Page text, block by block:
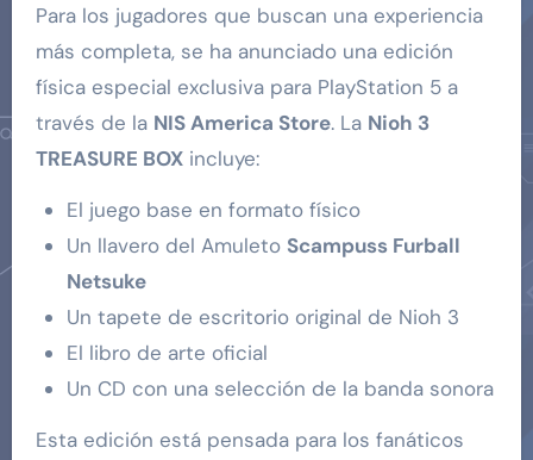
Para los jugadores que buscan una experiencia
más completa, se ha anunciado una edición
física especial exclusiva para PlayStation 5 a
través de la NIS America Store. La Nioh 3
TREASURE BOXincluye:
El juego base en formato físico
Un llavero del Amuleto Scampuss Furball
Netsuke
Un tapete de escritorio original de Nioh 3
El libro de arte oficial
Un CD con una selección de la banda sonora
Esta edición está pensada para los fanáticos